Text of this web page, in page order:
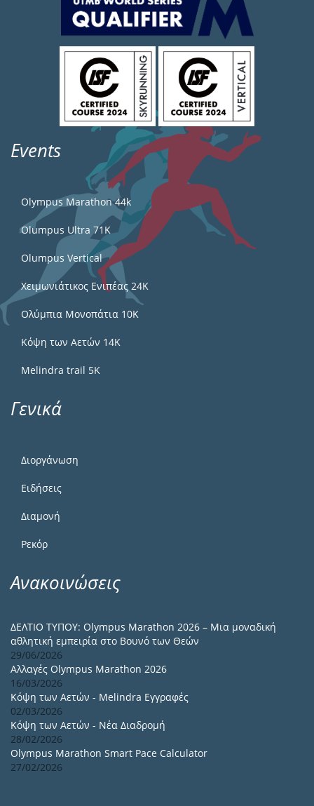
Events
Olympus Marathon 44k
Olumpus Ultra 71K
Olumpus Vertical
Χειμωνιάτικος Ενιπέας 24Κ
Ολύμπια Μονοπάτια 10Κ
Κόψη των Αετών 14Κ
Melindra trail 5Κ
Γενικά
Διοργάνωση
Ειδήσεις
Διαμονή
Ρεκόρ
Ανακοινώσεις
ΔΕΛΤΙΟ ΤΥΠΟΥ: Olympus Marathon 2026 – Μια μοναδική
αθλητική εμπειρία στο Βουνό των Θεών
29/06/2026
Αλλαγές Olympus Marathon 2026
16/03/2026
Κόψη των Αετών - Melindra Εγγραφές
02/03/2026
Κόψη των Αετών - Νέα Διαδρομή
28/02/2026
Olympus Marathon Smart Pace Calculator
27/02/2026